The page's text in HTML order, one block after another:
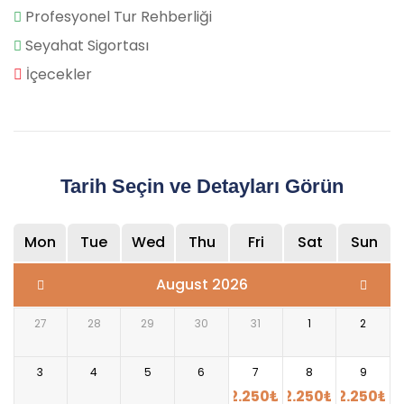
Profesyonel Tur Rehberliği
Seyahat Sigortası
İçecekler
Tarih Seçin ve Detayları Görün
Mon Tue Wed Thu Fri Sat Sun
August 2026
27 28 29 30 31 1 2
3 4 5 6 7
2.250₺
8
2.250₺
9
2.250₺